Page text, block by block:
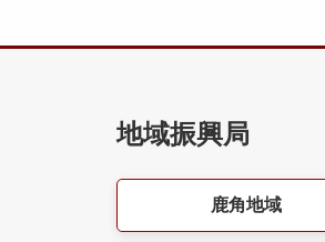
地域振興局
鹿角地域